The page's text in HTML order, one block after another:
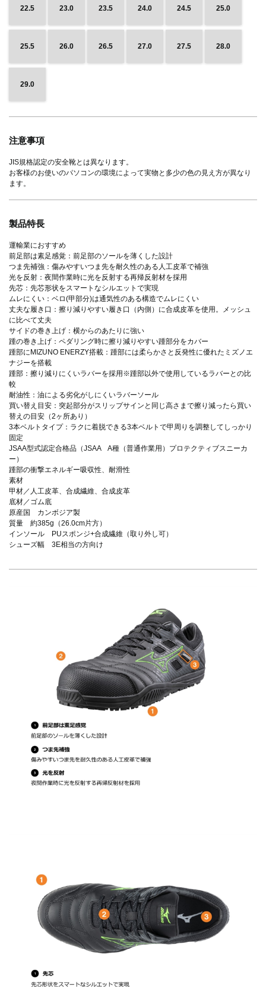
22.5 23.0 23.5 24.0 24.5 25.0
25.5 26.0 26.5 27.0 27.5 28.0
29.0
注意事項
JIS規格認定の安全靴とは異なります。
お客様のお使いのパソコンの環境によって実物と多少の色の見え方が異なり
ます。
製品特長
運輸業におすすめ
前足部は素足感覚：前足部のソールを薄くした設計
つま先補強：傷みやすいつま先を耐久性のある人工皮革で補強
光を反射：夜間作業時に光を反射する再帰反射材を採用
先芯：先芯形状をスマートなシルエットで実現
ムレにくい：ベロ(甲部分)は通気性のある構造でムレにくい
丈夫な履き口：擦り減りやすい履き口（内側）に合成皮革を使用。メッシュ
に比べて丈夫
サイドの巻き上げ：横からのあたりに強い
踵の巻き上げ：ペダリング時に擦り減りやすい踵部分をカバー
踵部にMIZUNO ENERZY搭載：踵部には柔らかさと反発性に優れたミズノエ
ナジーを搭載
踵部：擦り減りにくいラバーを採用※踵部以外で使用しているラバーとの比
較
耐油性：油による劣化がしにくいラバーソール
買い替え目安：突起部分がスリップサインと同じ高さまで擦り減ったら買い
替えの目安（2ヶ所あり）
3本ベルトタイプ：ラクに着脱できる3本ベルトで甲周りを調整してしっかり
固定
JSAA型式認定合格品（JSAA A種（普通作業用）プロテクティブスニーカ
ー）
踵部の衝撃エネルギー吸収性、耐滑性
素材
甲材／人工皮革、合成繊維、合成皮革
底材／ゴム底
原産国 カンボジア製
質量 約385g（26.0cm片方）
インソール PUスポンジ+合成繊維（取り外し可）
シューズ幅 3E相当の方向け